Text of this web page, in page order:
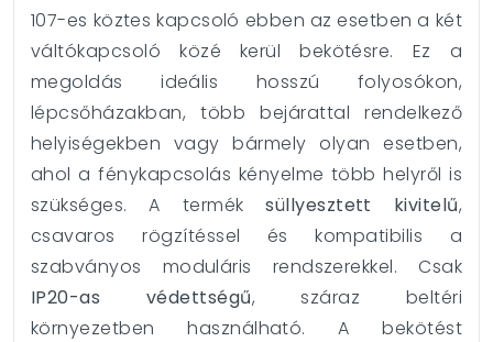
107-es köztes kapcsoló ebben az esetben a két
váltókapcsoló közé kerül bekötésre. Ez a
megoldás ideális hosszú folyosókon,
lépcsőházakban, több bejárattal rendelkező
helyiségekben vagy bármely olyan esetben,
ahol a fénykapcsolás kényelme több helyről is
szükséges. A terméksüllyesztett kivitelű,
csavaros rögzítéssel és kompatibilis a
szabványos moduláris rendszerekkel. Csak
IP20-as védettségű, száraz beltéri
környezetben használható. A bekötést